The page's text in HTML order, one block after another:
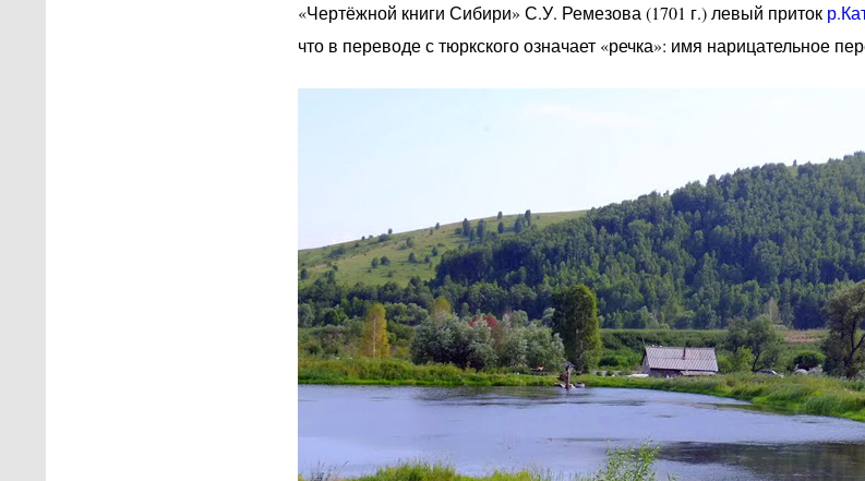
«Чертёжной книги Сибири» С.У. Ремезова (1701 г.) левый приток
что в переводе с тюркского означает «речка»: имя нарицательное